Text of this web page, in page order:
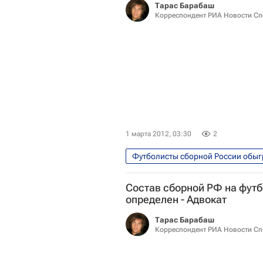
Тарас Барабаш
Корреспондент РИА Новости
1 марта 2012, 03:30 2
Футболисты сборной России
Спорт
Товарищеские матчи
Сборная России по футболу
Состав сборной РФ на
определен - Адвокат
Тарас Барабаш
Корреспондент РИА Новости